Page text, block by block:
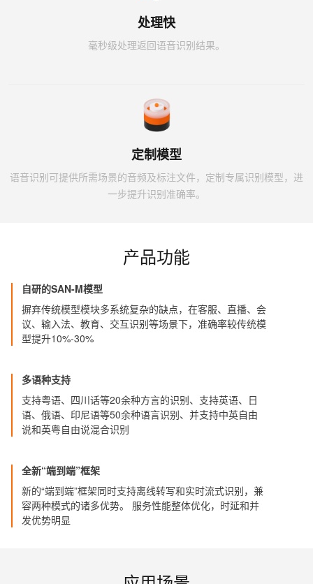
处理快
毫秒级处理返回语音识别结果。
定制模型
语音识别可提供所需场景的音频及标注文件，定制专属识别模型，进
一步提升识别准确率。
产品功能
自研的SAN-M模型
摒弃传统模型模块多系统复杂的缺点，在客服、直播、会
议、输入法、教育、交互识别等场景下，准确率较传统模
型提升10%-30%
多语种支持
支持粤语、四川话等20余种方言的识别、支持英语、日
语、俄语、印尼语等50余种语言识别、并支持中英自由
说和英粤自由说混合识别
全新“端到端”框架
新的“端到端”框架同时支持离线转写和实时流式识别，兼
容两种模式的诸多优势。 服务性能整体优化，时延和并
发优势明显